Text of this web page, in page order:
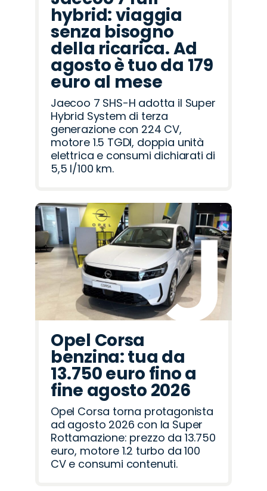
hybrid: viaggia
senza bisogno
della ricarica. Ad
agosto è tuo da 179
euro al mese
Jaecoo 7 SHS-H adotta il Super
Hybrid System di terza
generazione con 224 CV,
motore 1.5 TGDI, doppia unità
elettrica e consumi dichiarati di
5,5 l/100 km.
Opel Corsa
benzina: tua da
13.750 euro fino a
fine agosto 2026
Opel Corsa torna protagonista
ad agosto 2026 con la Super
Rottamazione: prezzo da 13.750
euro, motore 1.2 turbo da 100
CV e consumi contenuti.